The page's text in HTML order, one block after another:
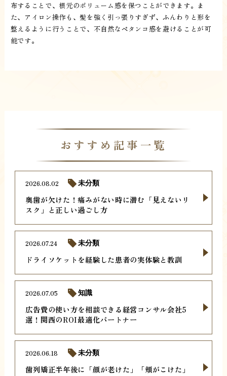
布することで、根元のボリューム感を保つことができます。ま
た、アイロン操作も、髪を強く引っ張りすぎず、ふんわりと形を
整えるように行うことで、不自然なペタンコ感を避けることが可
能です。
おすすめ記事一覧
奥歯が欠けた！痛みがない時に潜む「見えないリ
スク」と正しい過ごし方
2026.08.02 未分類
ドライソケットを経験した患者の実体験と教訓
2026.07.24 未分類
広告費の使い方を相談できる経営コンサル会社5
選！関西のROI最適化パートナー
2026.07.05 知識
歯列矯正半年後に「顔が老けた」「頬がこけた」
2026.06.18 未分類